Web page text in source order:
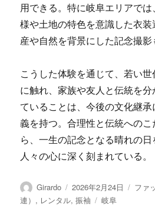
用できる。特に岐阜エリアで
様や土地の特色を意識した衣
産や自然を背景にした記念撮影
こうした体験を通じて、若い
に触れ、家族や友人と伝統を分
ていることは、今後の文化継
義を持つ。合理性と伝統への
ら、一生の記念となる晴れの日
人々の心に深く刻まれている。
投
稿
Girardo
投
稿
2026年2月24日
カ
ファ
連） , レンタル,振袖
タ
岐阜